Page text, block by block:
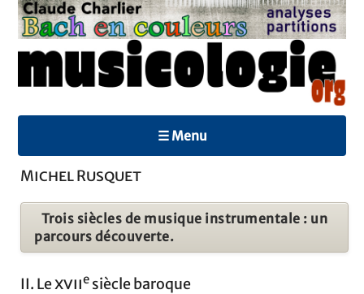
☰ Menu
Michel Rusquet
Trois siècles de musique instrumentale : un
parcours découverte.
II. Lexviie siècle baroque